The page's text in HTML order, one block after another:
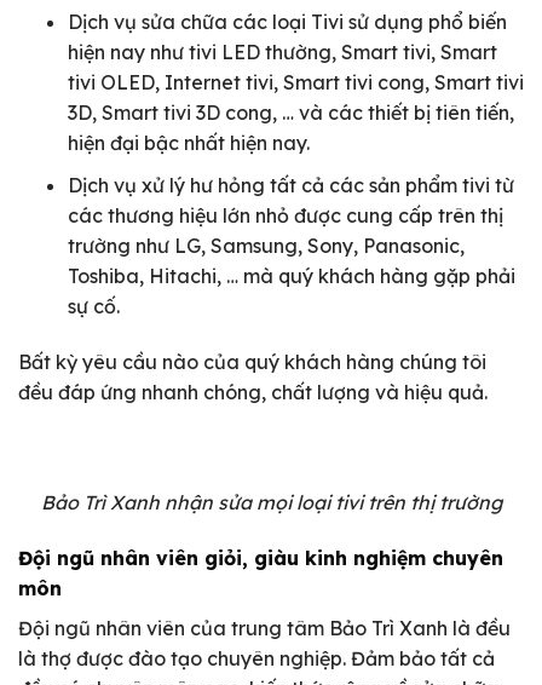
Dịch vụ sửa chữa các loại Tivi sử dụng phổ biến
hiện nay như tivi LED thường, Smart tivi, Smart
tivi OLED, Internet tivi, Smart tivi cong, Smart tivi
3D, Smart tivi 3D cong, … và các thiết bị tiên tiến,
hiện đại bậc nhất hiện nay.
Dịch vụ xử lý hư hỏng tất cả các sản phẩm tivi từ
các thương hiệu lớn nhỏ được cung cấp trên thị
trường như LG, Samsung, Sony, Panasonic,
Toshiba, Hitachi, … mà quý khách hàng gặp phải
sự cố.
Bất kỳ yêu cầu nào của quý khách hàng chúng tôi
đều đáp ứng nhanh chóng, chất lượng và hiệu quả.
Bảo Trì Xanh nhận sửa mọi loại tivi trên thị trường
Đội ngũ nhân viên giỏi, giàu kinh nghiệm chuyên
môn
Đội ngũ nhân viên của trung tâm Bảo Trì Xanh là đều
là thợ được đào tạo chuyên nghiệp. Đảm bảo tất cả